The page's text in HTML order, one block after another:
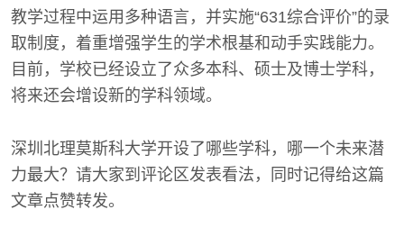
教学过程中运用多种语言，并实施“631综合评价”的录
取制度，着重增强学生的学术根基和动手实践能力。
目前，学校已经设立了众多本科、硕士及博士学科，
将来还会增设新的学科领域。
深圳北理莫斯科大学开设了哪些学科，哪一个未来潜
力最大？请大家到评论区发表看法，同时记得给这篇
文章点赞转发。